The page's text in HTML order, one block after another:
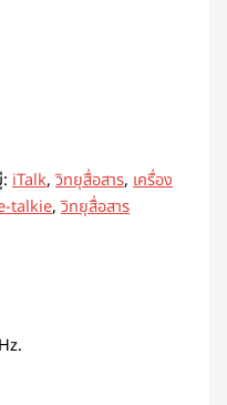
:iTalk,วิทยุสื่อสาร,เครื่อง
talkie,วิทยุสื่อสาร